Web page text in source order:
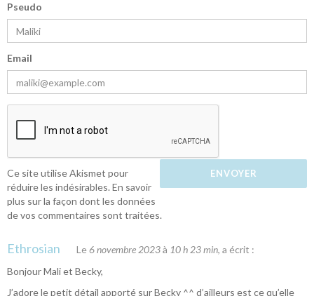
Pseudo
Email
Ce site utilise Akismet pour
réduire les indésirables. En savoir
plus sur la façon dont les données
de vos commentaires sont traitées.
Ethrosian Le6 novembre 2023à 10 h 23 min, a écrit :
Bonjour Mali et Becky,
J’adore le petit détail apporté sur Becky ^^ d’ailleurs est ce qu’elle